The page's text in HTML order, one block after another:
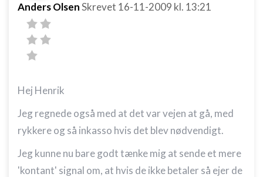
Anders OlsenSkrevet 16-11-2009 kl. 13:21
Hej Henrik
Jeg regnede også med at det var vejen at gå, med
rykkere og så inkasso hvis det blev nødvendigt.
Jeg kunne nu bare godt tænke mig at sende et mere
'kontant' signal om, at hvis de ikke betaler så ejer de